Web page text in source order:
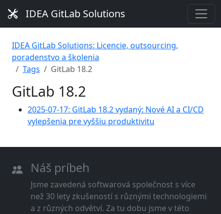
IDEA GitLab Solutions
IDEA GitLab Solutions: Licencie, outsourcing,
poradenstvo a školenia
Tags
GitLab 18.2
GitLab 18.2
2025-07-17: GitLab 18.2 vydaný: Nové AI a CI/CD
vylepšenia pre vyššiu produktivitu
Náš príbeh
Jsme zavedená softwarová společnost s více
než 30 lety zkušeností s různými technologiemi
a z různých odvětví. Za tu dobu jsme v této